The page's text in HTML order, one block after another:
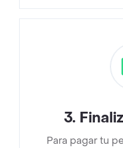
3.
Para pagar tu